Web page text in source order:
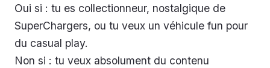
Oui si : tu es collectionneur, nostalgique de
SuperChargers, ou tu veux un véhicule fun pour
du casual play.
Non si : tu veux absolument du contenu